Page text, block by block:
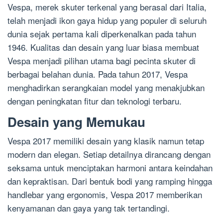
Vespa, merek skuter terkenal yang berasal dari Italia,
telah menjadi ikon gaya hidup yang populer di seluruh
dunia sejak pertama kali diperkenalkan pada tahun
1946. Kualitas dan desain yang luar biasa membuat
Vespa menjadi pilihan utama bagi pecinta skuter di
berbagai belahan dunia. Pada tahun 2017, Vespa
menghadirkan serangkaian model yang menakjubkan
dengan peningkatan fitur dan teknologi terbaru.
Desain yang Memukau
Vespa 2017 memiliki desain yang klasik namun tetap
modern dan elegan. Setiap detailnya dirancang dengan
seksama untuk menciptakan harmoni antara keindahan
dan kepraktisan. Dari bentuk bodi yang ramping hingga
handlebar yang ergonomis, Vespa 2017 memberikan
kenyamanan dan gaya yang tak tertandingi.